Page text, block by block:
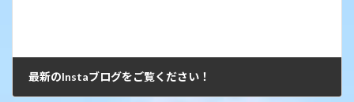
最新のInstaブログをご覧ください！